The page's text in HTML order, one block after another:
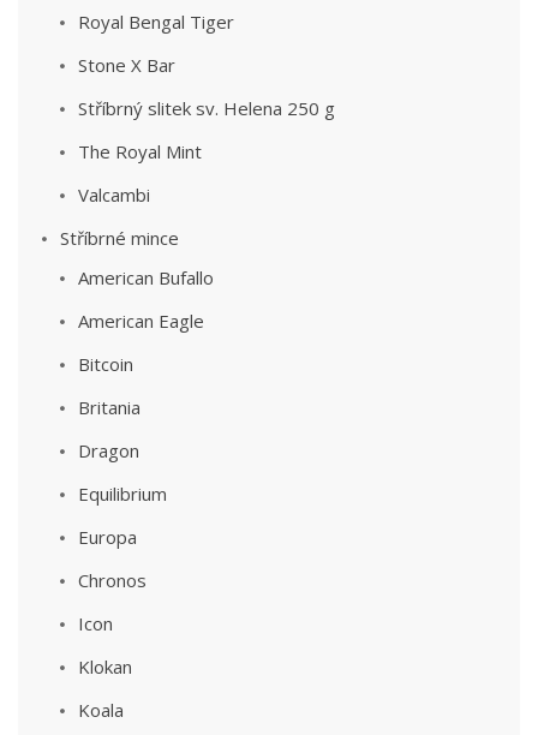
Royal Bengal Tiger
Stone X Bar
Stříbrný slitek sv. Helena 250 g
The Royal Mint
Valcambi
Stříbrné mince
American Bufallo
American Eagle
Bitcoin
Britania
Dragon
Equilibrium
Europa
Chronos
Icon
Klokan
Koala